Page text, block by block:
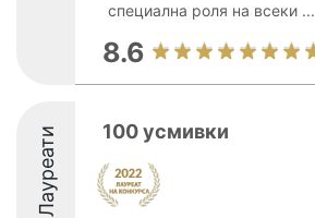
специална роля на всеки ...
8.6
Лауреати 100 усмивки